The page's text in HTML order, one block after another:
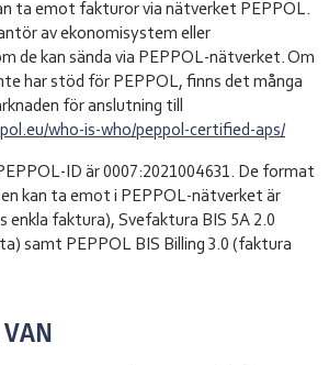
ta emot fakturor via nätverket PEPPOL.
av ekonomisystem eller
de kan sända via PEPPOL-nätverket. Om
har stöd för PEPPOL, finns det många
för anslutning till
who-is-who/peppol-certified-aps/
ID är 0007:2021004631. De format
kan ta emot i PEPPOL-nätverket är
enkla faktura), Svefaktura BIS 5A 2.0
samt PEPPOL BIS Billing 3.0 (faktura